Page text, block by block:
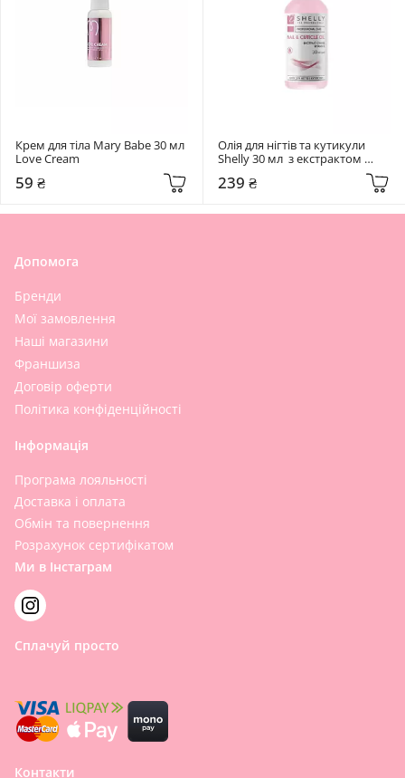
Крем для тіла Mary Babe 30 мл
Love Сream
59 ₴
Олія для нігтів та кутикули
Shelly 30 мл  з екстрактом
239 ₴
Допомога
Бренди
Мої замовлення
Наші магазини
Франшиза
Договір оферти
Політика конфіденційності
Інформація
Програма лояльності
Доставка і оплата
Обмін та повернення
Розрахунок сертифікатом
Ми в Інстаграм
Сплачуй просто
Контакти